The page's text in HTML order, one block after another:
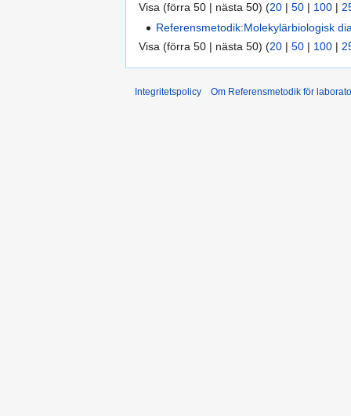
Visa (förra 50 | nästa 50) (20 | 50 | 100 |
Referensmetodik:Molekylärbiologisk
Visa (förra 50 | nästa 50) (20 | 50 | 100 |
Integritetspolicy Om Referensmetodik för